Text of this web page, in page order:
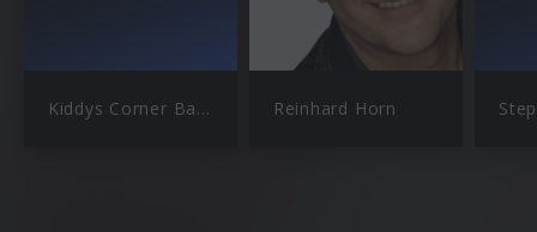
Kiddys Corner Band Reinhard Horn